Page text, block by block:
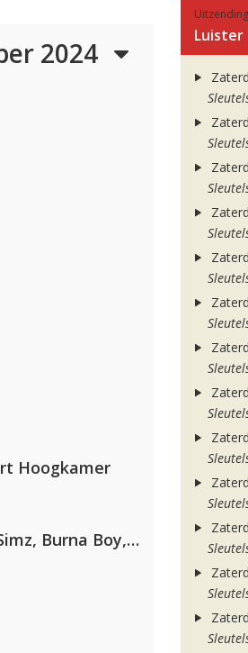
2024
Hoogkamer
Coldplay ft. Little Simz, Burna Boy, Elyanna & Tini